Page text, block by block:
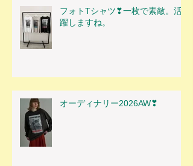
フォトTシャツ❣一枚で素敵。活
躍しますね。
オーディナリー2026AW❣